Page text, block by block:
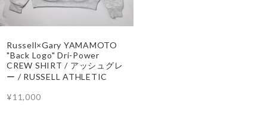
Russell×Gary YAMAMOTO
"Back Logo" Dri-Power
CREW SHIRT / アッシュグレ
ー / RUSSELL ATHLETIC
¥11,000